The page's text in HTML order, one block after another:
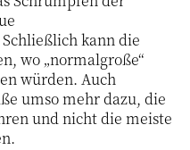
kann die
wo „normalgroße“
würden. Auch
umso mehr dazu, die
und nicht die meiste